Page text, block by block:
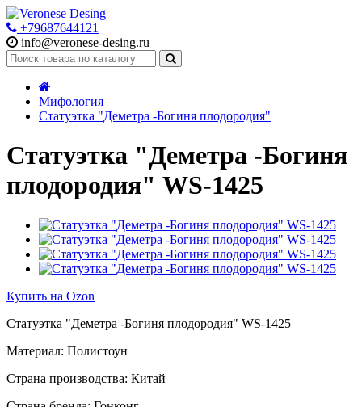
+79687644121
info@veronese-desing.ru
Мифология
Статуэтка "Деметра -Богиня плодородия"
Статуэтка "Деметра -Богиня
плодородия" WS-1425
Купить на Ozon
Статуэтка "Деметра -Богиня плодородия" WS-1425
Материал: Полистоун
Страна производства: Китай